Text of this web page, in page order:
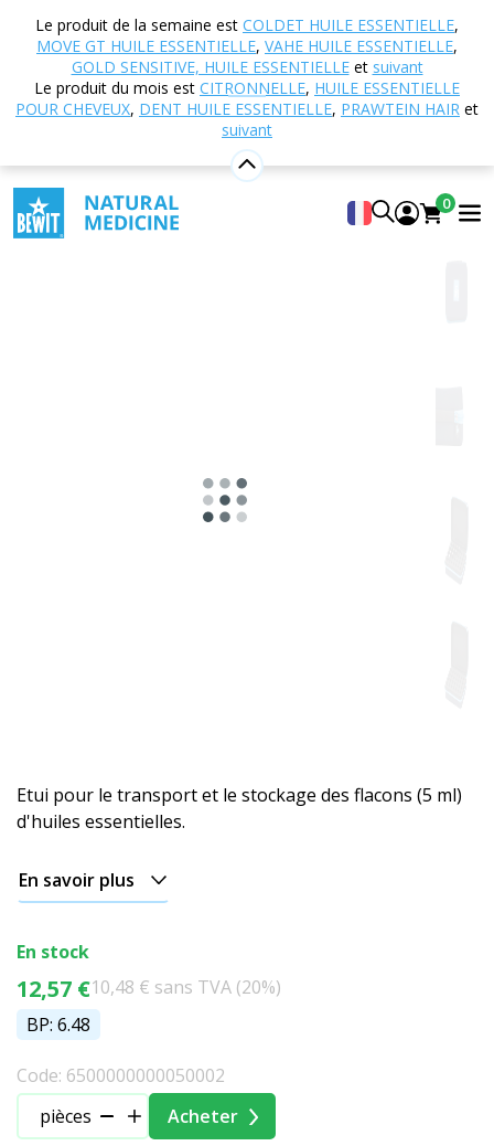
Le produit de la semaine est COLDET HUILE ESSENTIELLE,
MOVE GT HUILE ESSENTIELLE, VAHE HUILE ESSENTIELLE,
GOLD SENSITIVE, HUILE ESSENTIELLEet suivant
Le produit du mois est CITRONNELLE, HUILE ESSENTIELLE
POUR CHEVEUX, DENT HUILE ESSENTIELLE, PRAWTEIN HAIR et
suivant
0
Boutique en ligne
Étuis, boîtes et pochettes
Etui pour 28 flacons (5 ml)
Etui pour 28 flacons (5 ml)
Voir 12 critiques
Etui pour le transport et le stockage des flacons (5 ml)
d'huiles essentielles.
En savoir plus
En stock
12,57 €10,48 € sans TVA (20%)
BP: 6.48
Code: 6500000000050002
pièces
Acheter